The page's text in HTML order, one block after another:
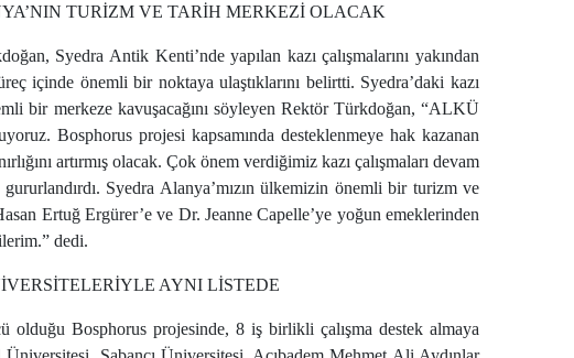
TURİZM VE TARİH MERKEZİ OLACAK
Syedra Antik Kenti’nde yapılan kazı çalışmalarını yakından
içinde önemli bir noktaya ulaştıklarını belirtti. Syedra’daki kazı
bir merkeze kavuşacağını söyleyen Rektör Türkdoğan, “ALKÜ
Bosphorus projesi kapsamında desteklenmeye hak kazanan
artırmış olacak. Çok önem verdiğimiz kazı çalışmaları devam
Syedra Alanya’mızın ülkemizin önemli bir turizm ve
Ertuğ Ergürer’e ve Dr. Jeanne Capelle’ye yoğun emeklerinden
dedi.
AYNI LİSTEDE
olduğu Bosphorus projesinde, 8 iş birlikli çalışma destek almaya